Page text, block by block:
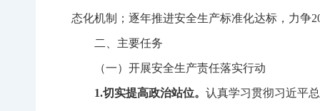
态化机制；逐年推进安全生产标准化达标，力争
二、主要任务
（一）开展安全生产责任落实行动
1.切实提高政治站位。 认真学习贯彻习近平